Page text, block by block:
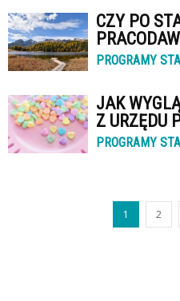
CZY PO
PROGRAMY
JAK
Z URZĘDU
PROGRAMY
1 2